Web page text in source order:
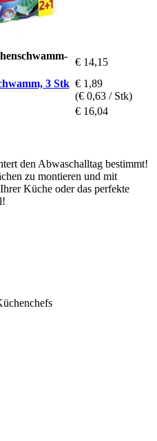
€ 14,15
3 Stk € 1,89
(€ 0,63 / Stk)
€ 16,04
den Abwaschalltag bestimmt!
zu montieren und mit
Küche oder das perfekte